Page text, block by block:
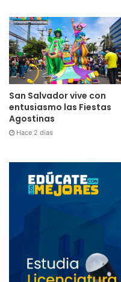
San Salvador vive con
entusiasmo las Fiestas
Agostinas
Hace 2 días